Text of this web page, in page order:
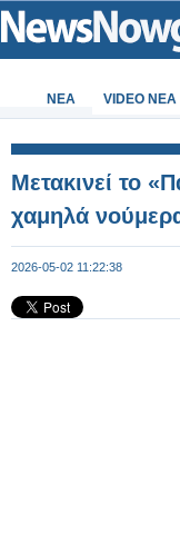
ΝΕΑ VIDEO NEA
Μετακινεί το
χαμηλά
2026-05-02 11:22:38